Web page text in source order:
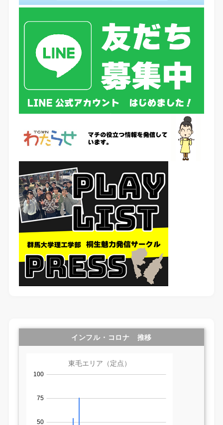
インフル・コロナ 推移